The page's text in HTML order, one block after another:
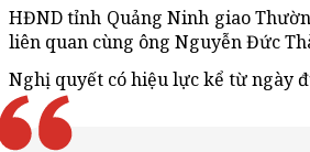
HĐND tỉnh Quảng Ninh giao
liên quan cùng ông Nguyễn Đức
Nghị quyết có hiệu lực kể từ ngày